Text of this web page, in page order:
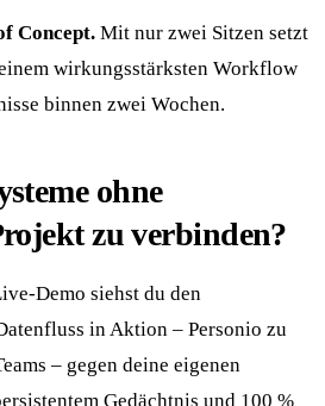
Concept. Mit nur zwei Sitzen setzt
wirkungsstärksten Workflow
binnen zwei Wochen.
ohne
zu verbinden?
Demo siehst du den
in Aktion – Personio zu
– gegen deine eigenen
Gedächtnis und 100 %